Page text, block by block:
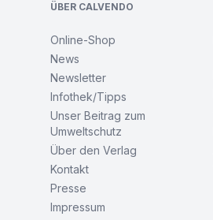
ÜBER CALVENDO
Online-Shop
News
Newsletter
Infothek/Tipps
Unser Beitrag zum
Umweltschutz
Über den Verlag
Kontakt
Presse
Impressum